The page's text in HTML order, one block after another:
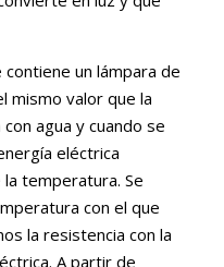
un lámpara de
mismo valor que la
agua y cuando se
eléctrica
temperatura. Se
con el que
la resistencia con la
A partir de